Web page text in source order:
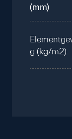
(mm)
g (kg/m2)